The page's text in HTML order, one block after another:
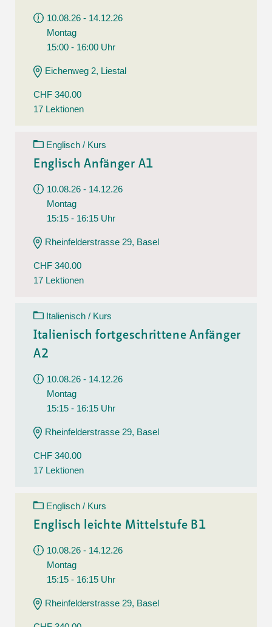
10.08.26 - 14.12.26
Montag
15:00 - 16:00 Uhr
Eichenweg 2, Liestal
CHF 340.00
17 Lektionen
Englisch / Kurs
Englisch Anfänger A1
10.08.26 - 14.12.26
Montag
15:15 - 16:15 Uhr
Rheinfelderstrasse 29, Basel
CHF 340.00
17 Lektionen
Italienisch / Kurs
Italienisch fortgeschrittene Anfänger
A2
10.08.26 - 14.12.26
Montag
15:15 - 16:15 Uhr
Rheinfelderstrasse 29, Basel
CHF 340.00
17 Lektionen
Englisch / Kurs
Englisch leichte Mittelstufe B1
10.08.26 - 14.12.26
Montag
15:15 - 16:15 Uhr
Rheinfelderstrasse 29, Basel